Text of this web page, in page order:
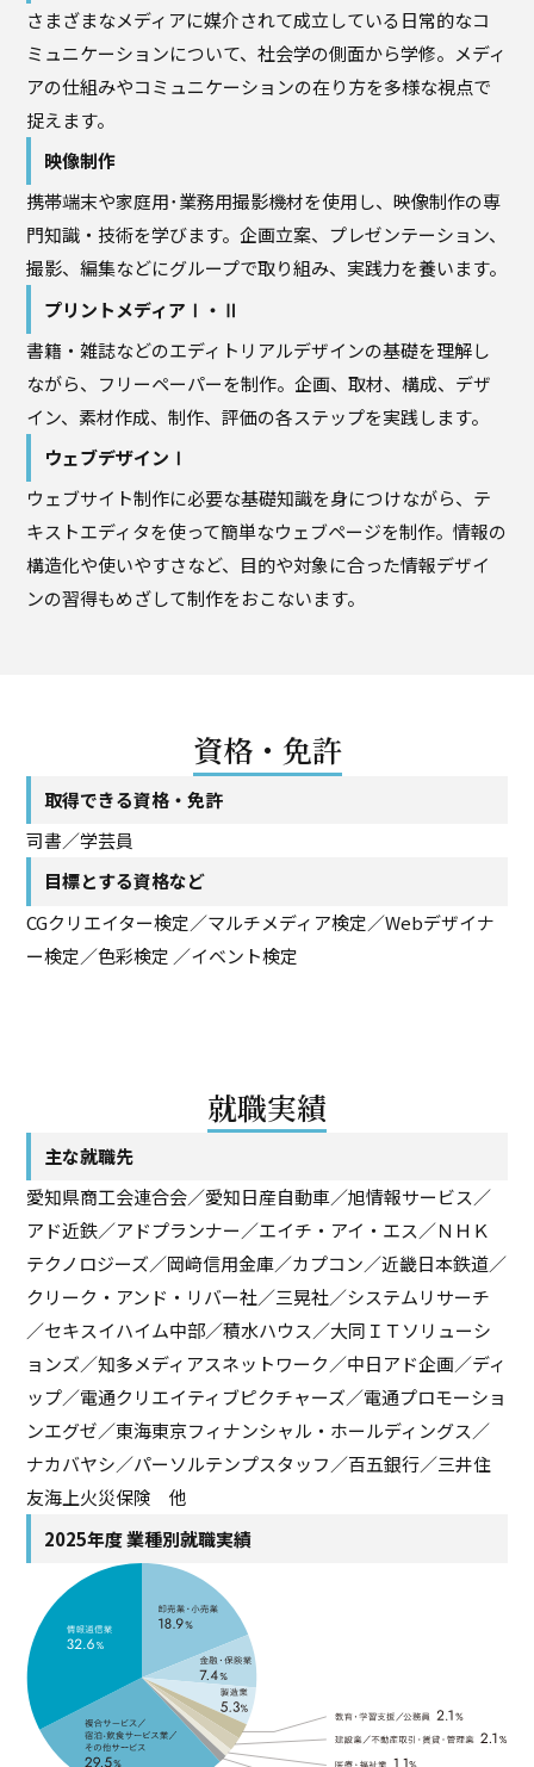
さまざまなメディアに媒介されて成立している日常的なコ
ミュニケーションについて、社会学の側面から学修。メディ
アの仕組みやコミュニケーションの在り方を多様な視点で
捉えます。
映像制作
携帯端末や家庭用･業務用撮影機材を使用し、映像制作の専
門知識・技術を学びます。企画立案、プレゼンテーション、
撮影、編集などにグループで取り組み、実践力を養います。
プリントメディアⅠ・Ⅱ
書籍・雑誌などのエディトリアルデザインの基礎を理解し
ながら、フリーペーパーを制作。企画、取材、構成、デザ
イン、素材作成、制作、評価の各ステップを実践します。
ウェブデザインⅠ
ウェブサイト制作に必要な基礎知識を身につけながら、テ
キストエディタを使って簡単なウェブページを制作。情報の
構造化や使いやすさなど、目的や対象に合った情報デザイ
ンの習得もめざして制作をおこないます。
資格・免許
取得できる資格・免許
司書／学芸員
目標とする資格など
CGクリエイター検定／マルチメディア検定／Webデザイナ
ー検定／色彩検定 ／イベント検定
就職実績
主な就職先
愛知県商工会連合会／愛知日産自動車／旭情報サービス／
アド近鉄／アドプランナー／エイチ・アイ・エス／ＮＨＫ
テクノロジーズ／岡﨑信用金庫／カプコン／近畿日本鉄道／
クリーク・アンド・リバー社／三晃社／システムリサーチ
／セキスイハイム中部／積水ハウス／大同ＩＴソリューシ
ョンズ／知多メディアスネットワーク／中日アド企画／ディ
ップ／電通クリエイティブピクチャーズ／電通プロモーショ
ンエグゼ／東海東京フィナンシャル・ホールディングス／
ナカバヤシ／パーソルテンプスタッフ／百五銀行／三井住
友海上火災保険 他
2025年度 業種別就職実績